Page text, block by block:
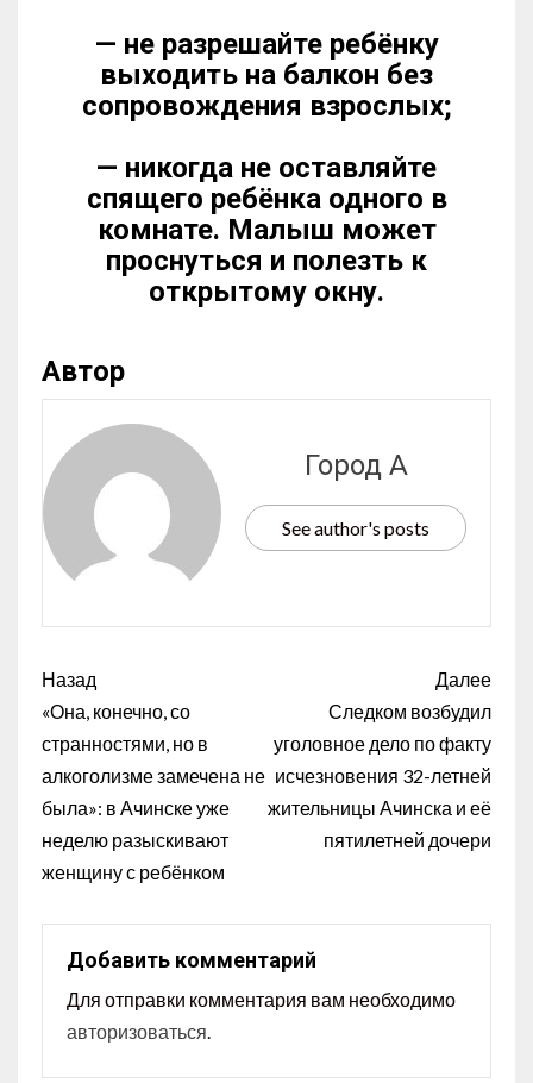
— не разрешайте ребёнку
выходить на балкон без
сопровождения взрослых;
— никогда не оставляйте
спящего ребёнка одного в
комнате. Малыш может
проснуться и полезть к
открытому окну.
Автор
Город А
See author's posts
Назад
«Она, конечно, со
странностями, но в
алкоголизме замечена не
была»: в Ачинске уже
неделю разыскивают
женщину с ребёнком
Далее
Следком возбудил
уголовное дело по факту
исчезновения 32-летней
жительницы Ачинска и её
пятилетней дочери
Добавить комментарий
Для отправки комментария вам необходимо
авторизоваться.